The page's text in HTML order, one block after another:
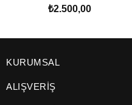
₺2.500,00
KURUMSAL
ALIŞVERİŞ